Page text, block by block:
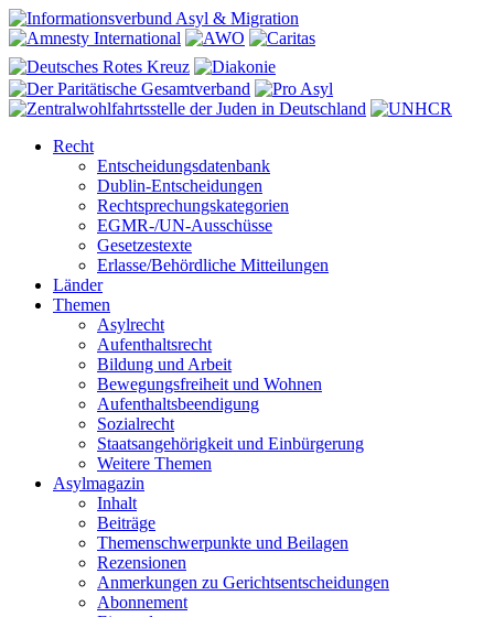
Recht
Entscheidungsdatenbank
Dublin-Entscheidungen
Rechtsprechungskategorien
EGMR-/UN-Ausschüsse
Gesetzestexte
Erlasse/Behördliche Mitteilungen
Länder
Themen
Asylrecht
Aufenthaltsrecht
Bildung und Arbeit
Bewegungsfreiheit und Wohnen
Aufenthaltsbeendigung
Sozialrecht
Staatsangehörigkeit und Einbürgerung
Weitere Themen
Asylmagazin
Inhalt
Beiträge
Themenschwerpunkte und Beilagen
Rezensionen
Anmerkungen zu Gerichtsentscheidungen
Abonnement